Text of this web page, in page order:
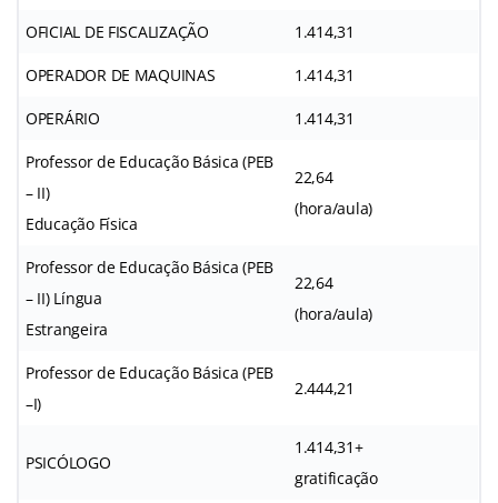
OFICIAL DE FISCALIZAÇÃO 1.414,31
OPERADOR DE MAQUINAS 1.414,31
OPERÁRIO 1.414,31
Professor de Educação Básica (PEB
– II)
Educação Física
22,64
(hora/aula)
Professor de Educação Básica (PEB
– II) Língua
Estrangeira
22,64
(hora/aula)
Professor de Educação Básica (PEB
–I)
2.444,21
PSICÓLOGO
1.414,31+
gratificação